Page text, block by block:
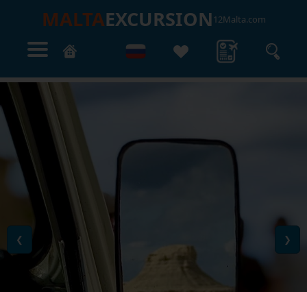
MALTAEXCURSION 12Malta.com
❮ ❯